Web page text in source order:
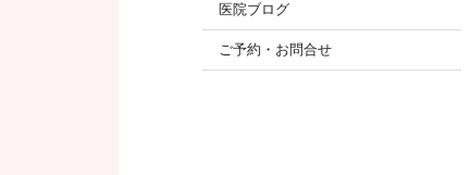
医院ブログ
ご予約・お問合せ